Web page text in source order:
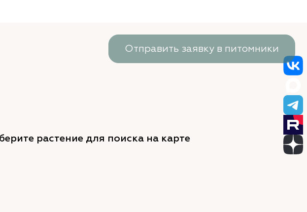
Отправить заявку в питомники
растение для поиска на карте